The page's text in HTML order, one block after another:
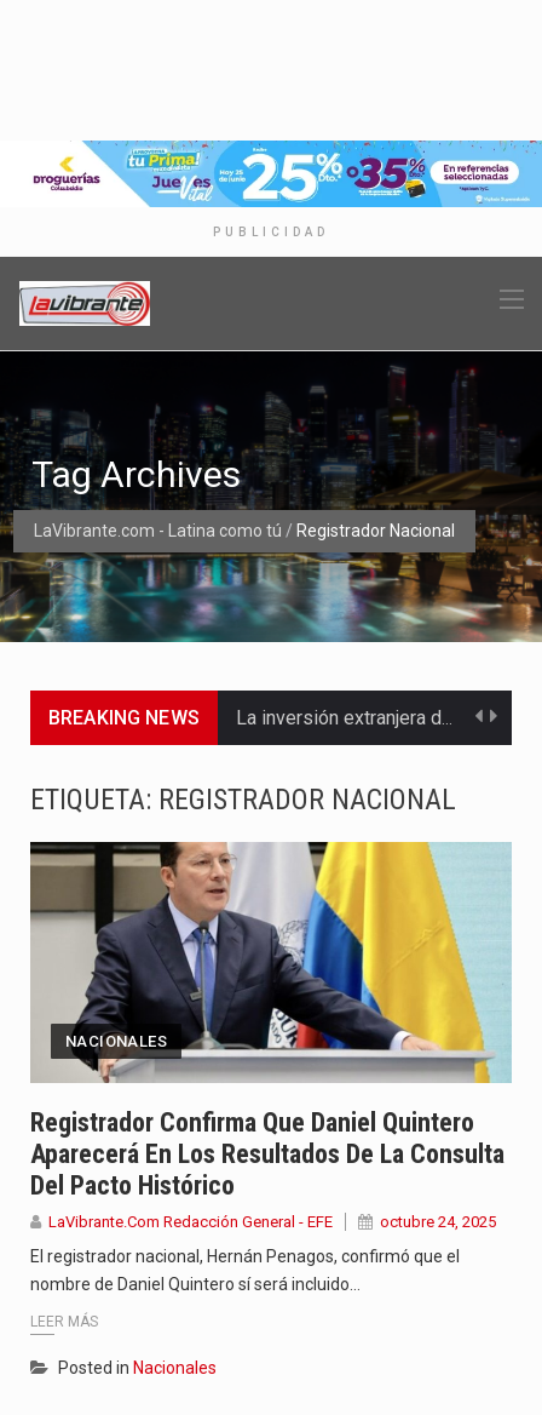
PUBLICIDAD
LaVibrante.com - Latina como tú / Registrador Nacional
Tag Archives
BREAKING NEWS La inversión extranjera directa en Colombia comenzó a dar señales…
A pocas horas del cambio de gobierno, el equipo de…
Saber cómo borrar el historial de operaciones en MT4 es…
Jhon Arias continúa consolidándose como una de las grandes figuras…
La cantautora venezolana Joaquina vuelve a sorprender a sus seguidores…
La investigación por la muerte de Kevin Arley Acosta Pico,…
ETIQUETA: REGISTRADOR NACIONAL
NACIONALES
Registrador Confirma Que Daniel Quintero
Aparecerá En Los Resultados De La Consulta
Del Pacto Histórico
LaVibrante.Com Redacción General - EFE octubre 24, 2025
El registrador nacional, Hernán Penagos, confirmó que el
nombre de Daniel Quintero sí será incluido…
LEER MÁS
Posted in Nacionales